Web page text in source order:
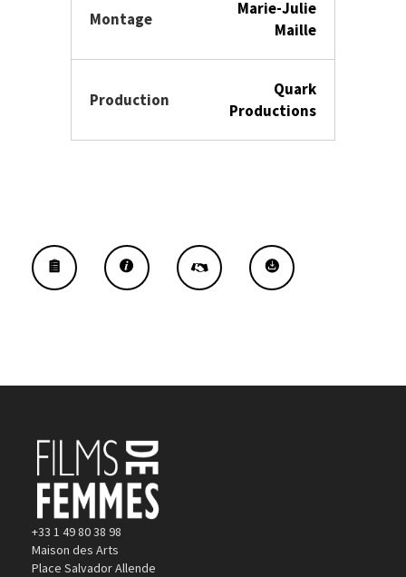
Montage
Marie-Julie
Maille
Production
Quark
Productions
+33 1 49 80 38 98
Maison des Arts
Place Salvador Allende